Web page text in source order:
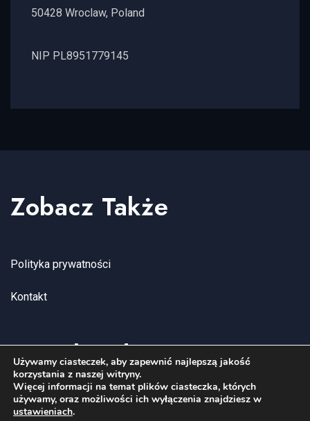
50428 Wroclaw, Poland
NIP PL8951779145
Zobacz Także
Polityka prywatności
Kontakt
Socialmedia
YouTube
Facebook
Instagram
Używamy ciasteczek, aby zapewnić najlepszą jakość
korzystania z naszej witryny.
Więcej informacji na temat plików ciasteczka, których
używamy, oraz możliwości ich wyłączenia znajdziesz w
ustawieniach.